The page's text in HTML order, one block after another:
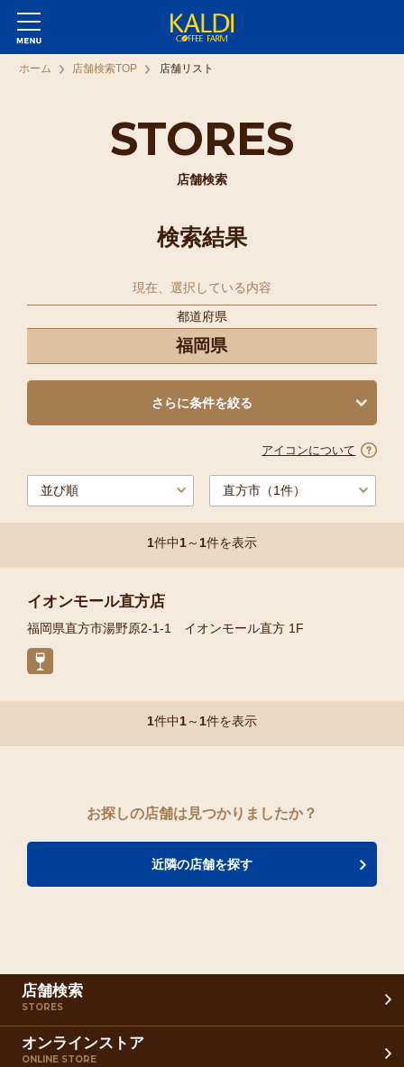
STORES
店舗検索
ホーム 店舗検索TOP 店舗リスト
検索結果
現在、選択している内容
都道府県
福岡県
さらに条件を絞る
1件中1～1件を表示
アイコンについて
イオンモール直方店
福岡県直方市湯野原2-1-1 イオンモール直方 1F
1件中1～ 1件を表示
お探しの店舗は見つかりましたか？
近隣の店舗を探す
店舗検索
STORES
オンラインストア
ONLINE STORE